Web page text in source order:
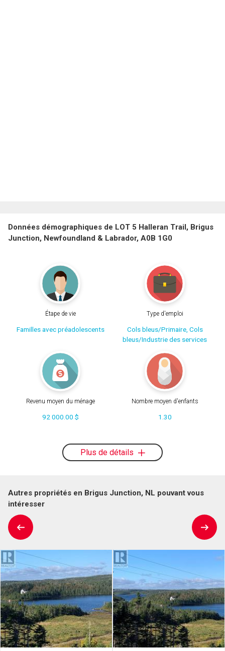
Données démographiques de LOT 5 Halleran Trail, Brigus
Junction, Newfoundland & Labrador, A0B 1G0
Étape de vie
Familles avec préadolescents
Type d'emploi
Cols bleus/Primaire, Cols
bleus/Industrie des services
Revenu moyen du ménage
92 000.00 $
Nombre moyen d'enfants
1.30
Plus de détails
Autres propriétés en Brigus Junction, NL pouvant vous
intéresser